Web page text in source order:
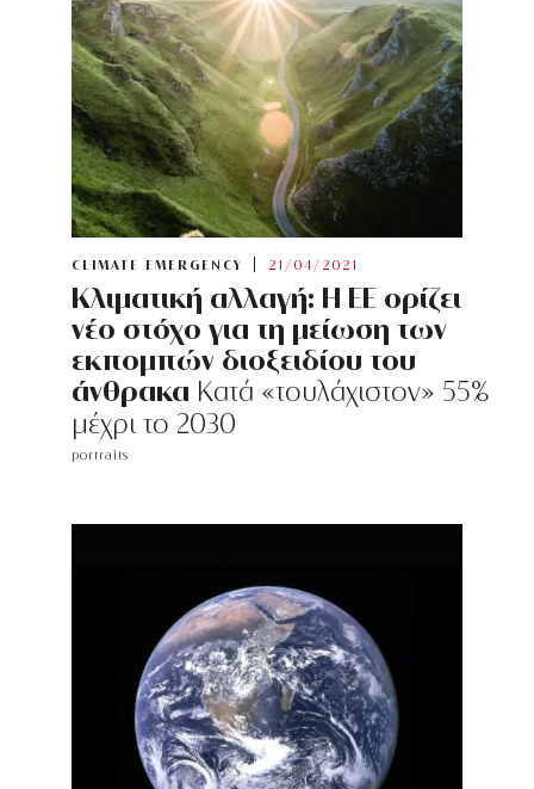
CLIMATE EMERGENCY 21/04/2021
Κλιματική αλλαγή: Η ΕΕ ορίζει
νέο στόχο για τη μείωση των
εκπομπών διοξειδίου του
άνθρακα Kατά «τουλάχιστον» 55%
μέχρι το 2030
portraits